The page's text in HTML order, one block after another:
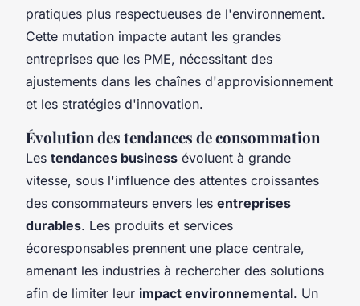
pratiques plus respectueuses de l'environnement.
Cette mutation impacte autant les grandes
entreprises que les PME, nécessitant des
ajustements dans les chaînes d'approvisionnement
et les stratégies d'innovation.
Évolution des tendances de consommation
Les tendances business évoluent à grande
vitesse, sous l'influence des attentes croissantes
des consommateurs envers les entreprises
durables. Les produits et services
écoresponsables prennent une place centrale,
amenant les industries à rechercher des solutions
afin de limiter leur impact environnemental. Un